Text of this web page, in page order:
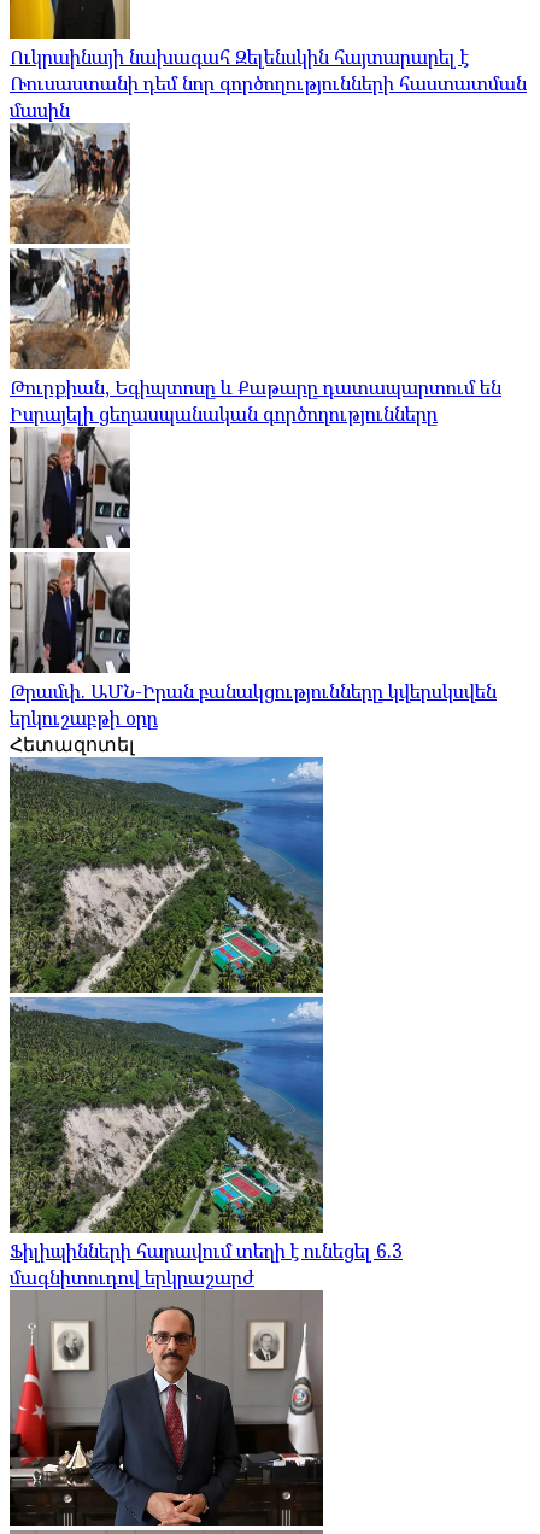
Ուկրաինայի նախագահ Զելենսկին հայտարարել է
Ռուսաստանի դեմ նոր գործողությունների հաստատման
մասին
Թուրքիան, Եգիպտոսը և Քաթարը դատապարտում են
Իսրայելի ցեղասպանական գործողությունները
Թրամփ. ԱՄՆ-Իրան բանակցությունները կվերսկսվեն
երկուշաբթի օրը
Հետազոտել
Ֆիլիպինների հարավում տեղի է ունեցել 6.3
մագնիտուդով երկրաշարժ